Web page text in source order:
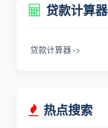
贷款计算器
贷款计算器 ->
热点搜索